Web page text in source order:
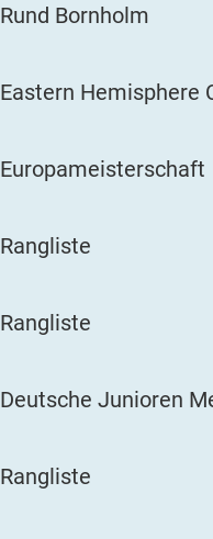
Rund Bornholm
Eastern Hemisphere
Europameisterschaft
Rangliste
Rangliste
Deutsche Junioren
Rangliste